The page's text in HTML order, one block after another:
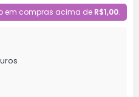
em compras acima de R$1,00.